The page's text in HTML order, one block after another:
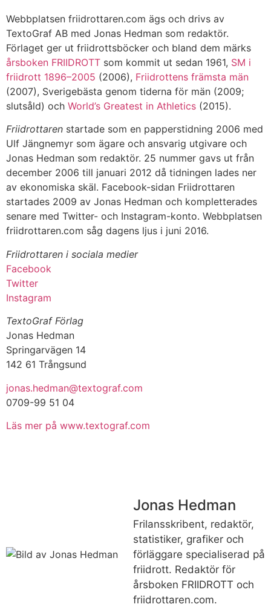
Webbplatsen friidrottaren.com ägs och drivs av
TextoGraf AB med Jonas Hedman som redaktör.
Förlaget ger ut friidrottsböcker och bland dem märks
årsboken FRIIDROTT som kommit ut sedan 1961, SM i
friidrott 1896–2005 (2006), Friidrottens främsta män
(2007), Sverigebästa genom tiderna för män (2009;
slutsåld) och World’s Greatest in Athletics (2015).
Friidrottaren startade som en papperstidning 2006 med
Ulf Jängnemyr som ägare och ansvarig utgivare och
Jonas Hedman som redaktör. 25 nummer gavs ut från
december 2006 till januari 2012 då tidningen lades ner
av ekonomiska skäl. Facebook-sidan Friidrottaren
startades 2009 av Jonas Hedman och kompletterades
senare med Twitter- och Instagram-konto. Webbplatsen
friidrottaren.com såg dagens ljus i juni 2016.
Friidrottaren i sociala medier
Facebook
Twitter
Instagram
TextoGraf Förlag
Jonas Hedman
Springarvägen 14
142 61 Trångsund
jonas.hedman@textograf.com
0709-99 51 04
Läs mer på www.textograf.com
Jonas Hedman
Frilansskribent, redaktör,
statistiker, grafiker och
förläggare specialiserad på
friidrott. Redaktör för
årsboken FRIIDROTT och
friidrottaren.com.